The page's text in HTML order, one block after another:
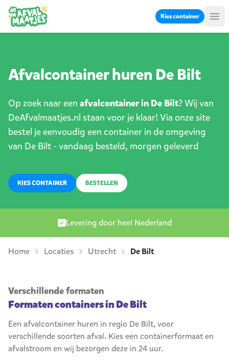
Kies container
Afvalcontainer huren De Bilt
Op zoek naar een afvalcontainer in De Bilt? Wij van
DeAfvalmaatjes.nl staan voor je klaar! Via onze site
bestel je eenvoudig een container in de omgeving
van De Bilt - vandaag besteld, morgen geleverd
KIES CONTAINER BESTELLEN
Levering door heel Nederland
Home Locaties Utrecht De Bilt
Verschillende formaten
Formaten containers in De Bilt
Een afvalcontainer huren in regio De Bilt, voor
verschillende soorten afval. Kies een containerformaat en
afvalstroom en wij bezorgen deze in 24 uur.